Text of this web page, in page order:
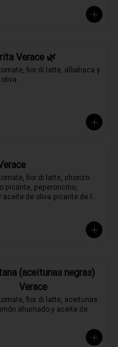
Margherita Verace 🌿
fior di latte, albahaca y
fior di latte, chorizo
picante, peperoncino,
aceite de oliva picante de la
(aceitunas negras)
Verace
fior di latte, aceitunas
ahumado y aceite de